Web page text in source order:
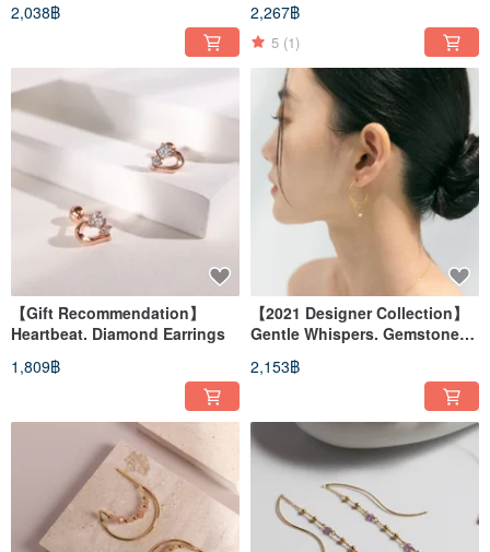
2,038฿ 2,267฿
5 (1)
【Gift Recommendation】
Heartbeat. Diamond Earrings
1,809฿
【2021 Designer Collection】
Gentle Whispers. Gemstone
Earrings
2,153฿